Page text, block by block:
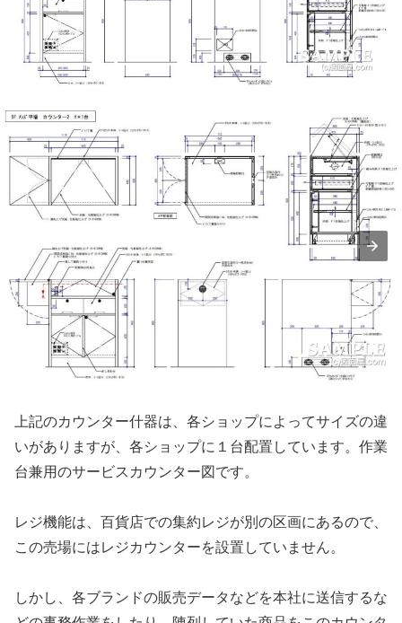
上記のカウンター什器は、各ショップによってサイズの違
いがありますが、各ショップに１台配置しています。作業
台兼用のサービスカウンター図です。
レジ機能は、百貨店での集約レジが別の区画にあるので、
この売場にはレジカウンターを設置していません。
しかし、各ブランドの販売データなどを本社に送信するな